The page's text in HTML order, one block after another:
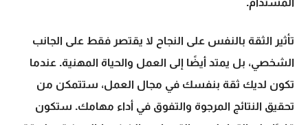
المستدام.
تأثير الثقة بالنفس على النجاح لا يقتصر فقط على الجانب
الشخصي، بل يمتد أيضًا إلى العمل والحياة المهنية. عندما
تكون لديك ثقة بنفسك في مجال العمل، ستتمكن من
تحقيق النتائج المرجوة والتفوق في أداء مهامك. ستكون